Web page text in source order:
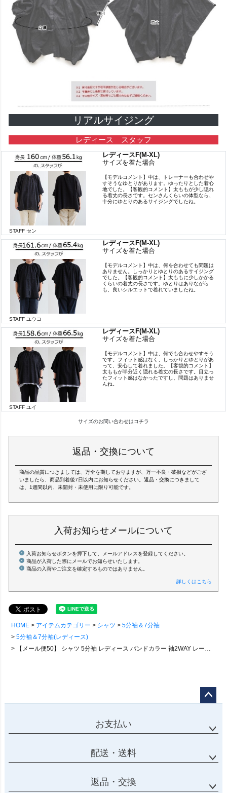
リアルサイジング
レディース スタッフ
レディースF(M-XL)
サイズを着た場合
STAFF セン
【モデルコメント】中は、トレーナーも合わせや
すそうなゆとりがあります。ゆったりとした着心
地でした。【客観的コメント】太ももが少し隠れ
る着丈の長さです。センさんくらいの体型なら、
十分にゆとりのあるサイジングでしたね。
レディースF(M-XL)
サイズを着た場合
STAFF ユウコ
【モデルコメント】中は、何を合わせても問題は
ありません。しっかりとゆとりのあるサイジング
でした。【客観的コメント】太ももに少しかかる
くらいの着丈の長さです。ゆとりはありながら
も、良いシルエットで着れていましたね。
レディースF(M-XL)
サイズを着た場合
STAFF ユイ
【モデルコメント】中は、何でも合わせやすそう
です。フィット感はなく、しっかりとゆとりがあ
って、安心して着れました。【客観的コメント】
太ももが半分近く隠れる着丈の長さです。目立っ
たフィット感はなかったですし、問題はありませ
んね。
サイズのお問い合わせはコチラ
返品・交換について
商品の品質につきましては、万全を期しておりますが、万一不良・破損などがござ
いましたら、商品到着後7日以内にお知らせください。返品・交換につきまして
は、1週間以内、未開封・未使用に限り可能です。
入荷お知らせメールについて
入荷お知らせボタンを押下して、メールアドレスを登録してください。
商品が入荷した際にメールでお知らせいたします。
商品の入荷やご注文を確定するものではありません。
詳しくはこちら
HOME アイテムカテゴリー シャツ
5分袖＆7分袖
5分袖＆7分袖(レディース)
【メール便50】 シャツ 5分袖 レディース バンドカラー 袖2WAY レース 刺繍 ダイヤ柄 ジャガード 綿100 コットン 薄手 軽い 通気性 ドルマン ワイド 大きいサイズ ゆったり 体型カバー すっきり 秋 カジュアル パティ
お支払い
配送・送料
返品・交換